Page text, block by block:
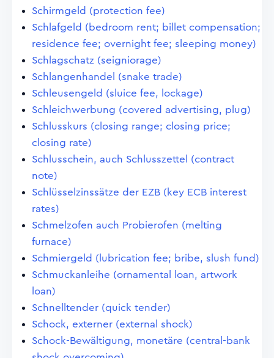
Schirmgeld (protection fee)
Schlafgeld (bedroom rent; billet compensation;
residence fee; overnight fee; sleeping money)
Schlagschatz (seigniorage)
Schlangenhandel (snake trade)
Schleusengeld (sluice fee, lockage)
Schleichwerbung (covered advertising, plug)
Schlusskurs (closing range; closing price;
closing rate)
Schlusschein, auch Schlusszettel (contract
note)
Schlüsselzinssätze der EZB (key ECB interest
rates)
Schmelzofen auch Probierofen (melting
furnace)
Schmiergeld (lubrication fee; bribe, slush fund)
Schmuckanleihe (ornamental loan, artwork
loan)
Schnelltender (quick tender)
Schock, externer (external shock)
Schock-Bewältigung, monetäre (central-bank